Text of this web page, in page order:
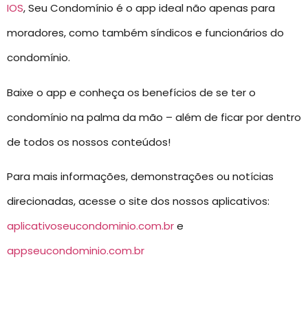
IOS, Seu Condomínio é o app ideal não apenas para
moradores, como também síndicos e funcionários do
condomínio.
Baixe o app e conheça os benefícios de se ter o
condomínio na palma da mão – além de ficar por dentro
de todos os nossos conteúdos!
Para mais informações, demonstrações ou notícias
direcionadas, acesse o site dos nossos aplicativos:
aplicativoseucondominio.com.bre
appseucondominio.com.br